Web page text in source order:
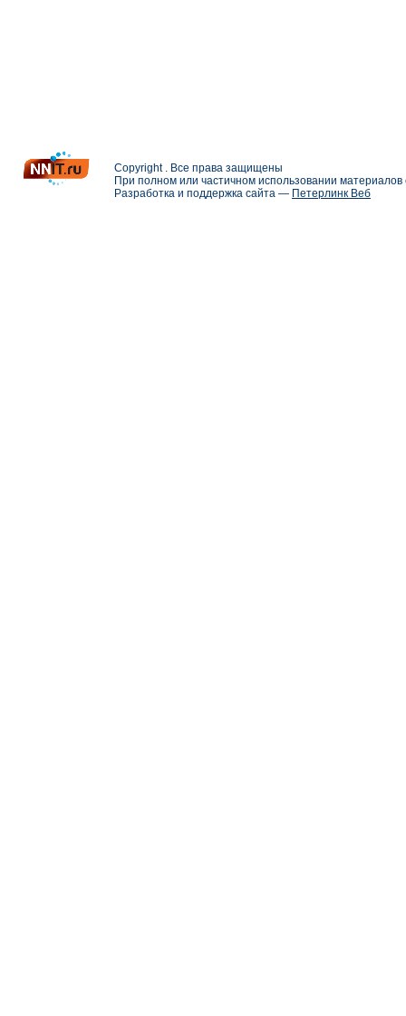
Copyright . Все права защищены
При полном или частичном использовании
Разработка и поддержка сайта — Петерлинк Веб